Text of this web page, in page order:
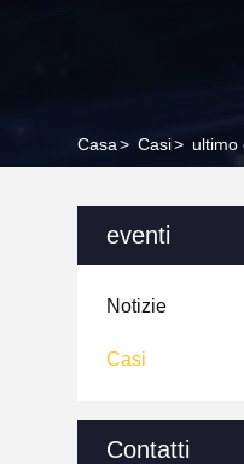
Casa> Casi> ultimo
eventi
Notizie
Casi
Contatti